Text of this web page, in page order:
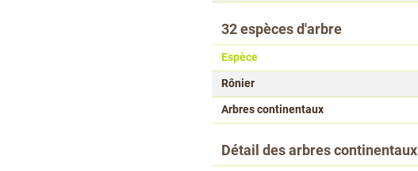
32 espèces d'arbre
Espèce
Rônier
Arbres continentaux
Détail des arbres continentaux